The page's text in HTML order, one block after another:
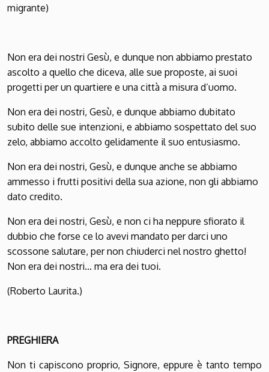
migrante)
Non era dei nostri Gesù, e dunque non abbiamo prestato
ascolto a quello che diceva, alle sue proposte, ai suoi
progetti per un quartiere e una città a misura d’uomo.
Non era dei nostri, Gesù, e dunque abbiamo dubitato
subito delle sue intenzioni, e abbiamo sospettato del suo
zelo, abbiamo accolto gelidamente il suo entusiasmo.
Non era dei nostri, Gesù, e dunque anche se abbiamo
ammesso i frutti positivi della sua azione, non gli abbiamo
dato credito.
Non era dei nostri, Gesù, e non ci ha neppure sfiorato il
dubbio che forse ce lo avevi mandato per darci uno
scossone salutare, per non chiuderci nel nostro ghetto!
Non era dei nostri… ma era dei tuoi.
(Roberto Laurita.)
PREGHIERA
Non ti capiscono proprio, Signore, eppure è tanto tempo